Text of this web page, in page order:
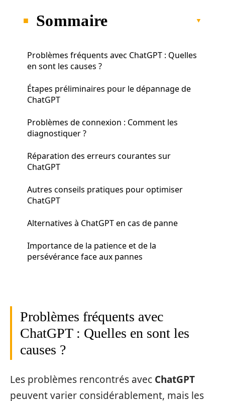
Sommaire
Problèmes fréquents avec ChatGPT : Quelles
en sont les causes ?
Étapes préliminaires pour le dépannage de
ChatGPT
Problèmes de connexion : Comment les
diagnostiquer ?
Réparation des erreurs courantes sur
ChatGPT
Autres conseils pratiques pour optimiser
ChatGPT
Alternatives à ChatGPT en cas de panne
Importance de la patience et de la
persévérance face aux pannes
Problèmes fréquents avec
ChatGPT : Quelles en sont les
causes ?
Les problèmes rencontrés avec ChatGPT
peuvent varier considérablement, mais les